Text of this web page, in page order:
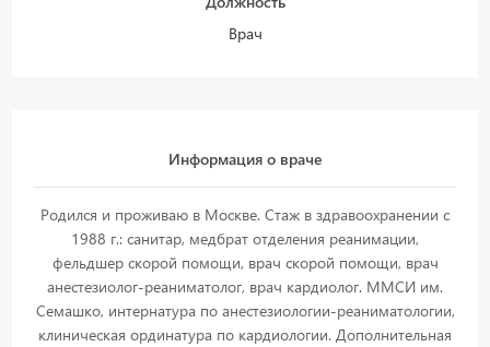
Врач
Информация о враче
Родился и проживаю в Москве. Стаж в здравоохранении с
1988 г.: санитар, медбрат отделения реанимации,
фельдшер скорой помощи, врач скорой помощи, врач
анестезиолог-реаниматолог, врач кардиолог. ММСИ им.
Семашко, интернатура по анестезиологии-реаниматологии,
клиническая ординатура по кардиологии. Дополнительная